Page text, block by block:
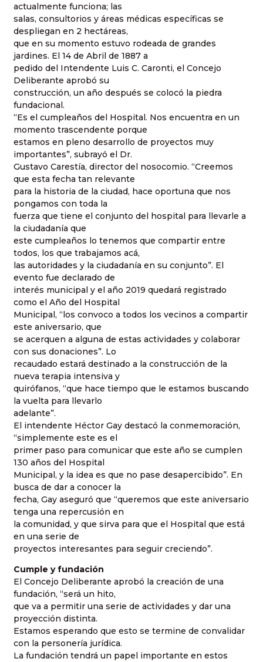
actualmente funciona; las
salas, consultorios y áreas médicas específicas se
despliegan en 2 hectáreas,
que en su momento estuvo rodeada de grandes
jardines. El 14 de Abril de 1887 a
pedido del Intendente Luis C. Caronti, el Concejo
Deliberante aprobó su
construcción, un año después se colocó la piedra
fundacional.
“Es el cumpleaños del Hospital. Nos encuentra en un
momento trascendente porque
estamos en pleno desarrollo de proyectos muy
importantes”, subrayó el Dr.
Gustavo Carestía, director del nosocomio. “Creemos
que esta fecha tan relevante
para la historia de la ciudad, hace oportuna que nos
pongamos con toda la
fuerza que tiene el conjunto del hospital para llevarle a
la ciudadanía que
este cumpleaños lo tenemos que compartir entre
todos, los que trabajamos acá,
las autoridades y la ciudadanía en su conjunto”. El
evento fue declarado de
interés municipal y el año 2019 quedará registrado
como el Año del Hospital
Municipal, “los convoco a todos los vecinos a compartir
este aniversario, que
se acerquen a alguna de estas actividades y colaborar
con sus donaciones”. Lo
recaudado estará destinado a la construcción de la
nueva terapia intensiva y
quirófanos, “que hace tiempo que le estamos buscando
la vuelta para llevarlo
adelante”.
El intendente Héctor Gay destacó la conmemoración,
“simplemente este es el
primer paso para comunicar que este año se cumplen
130 años del Hospital
Municipal, y la idea es que no pase desapercibido”. En
busca de dar a conocer la
fecha, Gay aseguró que “queremos que este aniversario
tenga una repercusión en
la comunidad, y que sirva para que el Hospital que está
en una serie de
proyectos interesantes para seguir creciendo”.
Cumple y fundación
El Concejo Deliberante aprobó la creación de una
fundación, “será un hito,
que va a permitir una serie de actividades y dar una
proyección distinta.
Estamos esperando que esto se termine de convalidar
con la personería jurídica.
La fundación tendrá un papel importante en estos